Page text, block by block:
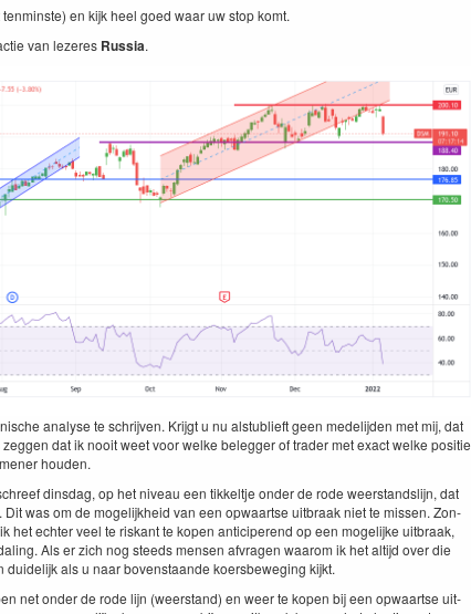
en kijk heel goed waar uw stop komt.
van lez­eres Rus­sia.
analyse te schri­jven. Kri­jgt u nu alstublieft geen medeli­j­den met mij, dat
dat ik nooit weet voor welke beleg­ger of trad­er met exact welke posi­tie
houden.
dins­dag, op het niveau een tikkelt­je onder de rode weer­stand­sli­jn, dat
was om de mogelijkheid van een opwaartse uit­braak niet te mis­sen. Zon­
het echter veel te riskant te kopen anticiperend op een mogelijke uit­braak,
Als er zich nog steeds mensen afvra­gen waarom ik het alti­jd over die
duidelijk als u naar boven­staande koers­be­weg­ing kijkt.
net onder de rode lijn (weer­stand) en weer te kopen bij een opwaartse uit­